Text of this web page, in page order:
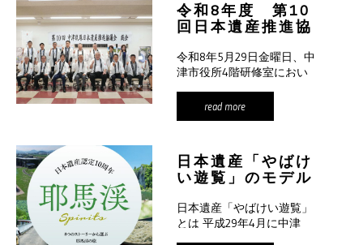
令和8年度 第10
回日本遺産推進協
れました。
令和8年5月29日金曜日、中
津市役所4階研修室におい
産 […]read more
日本遺産「やばけ
い遊覧」のモデル
した
日本遺産「やばけい遊覧」
とは 平成29年4月に中津